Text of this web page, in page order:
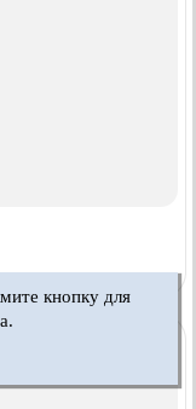
кнопку для